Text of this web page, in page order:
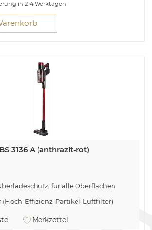
in 2-4 Werktagen
3136 A (anthrazit-rot)
für alle Oberflächen
(Hoch-Effizienz-Partikel-Luftfilter)
elektronische Leistungsregelung
Merkzettel